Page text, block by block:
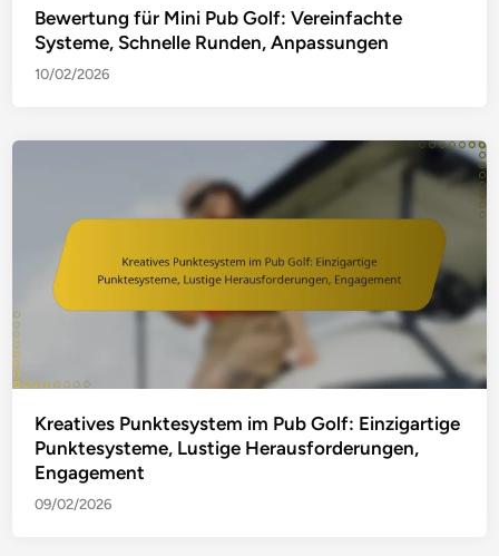
Bewertung für Mini Pub Golf: Vereinfachte
Systeme, Schnelle Runden, Anpassungen
10/02/2026
Kreatives Punktesystem im Pub Golf: Einzigartige
Punktesysteme, Lustige Herausforderungen,
Engagement
09/02/2026